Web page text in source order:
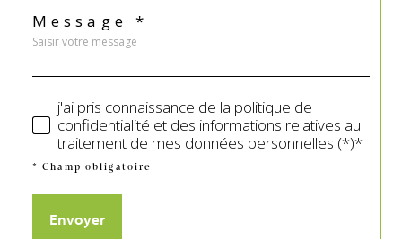
Message *
j'ai pris connaissance de la politique de
confidentialité et des informations relatives au
traitement de mes données personnelles (*)*
* Champ obligatoire
Envoyer